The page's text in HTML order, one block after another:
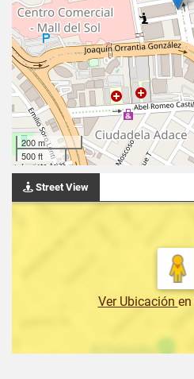
200 m
500 ft
Street View
Ver Ubicación en